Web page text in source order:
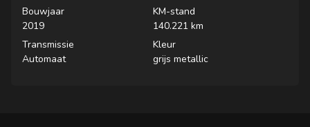
Bouwjaar
2019
KM-stand
140.221 km
Transmissie
Automaat
Kleur
grijs metallic